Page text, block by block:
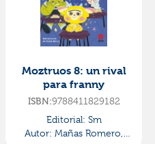
Moztruos 8: un rival
para franny
ISBN:9788411829182
Editorial: Sm
Autor: Mañas Romero,